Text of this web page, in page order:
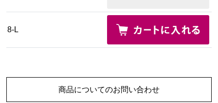
8-L
商品についてのお問い合わせ